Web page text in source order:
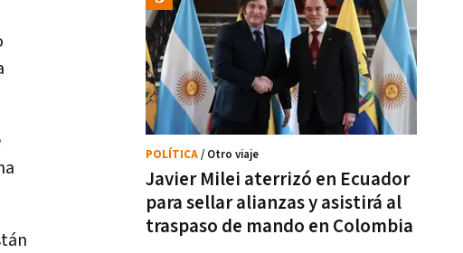
Javier Milei aterrizó en Ecuador
para sellar alianzas y asistirá al
traspaso de mando en Colombia
POLÍTICA/ Otro viaje